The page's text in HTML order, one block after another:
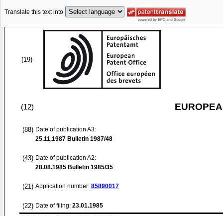
Translate this text into
(19)
(12)
(88) Date of publication A3:
25.11.1987 Bulletin 1987/48
(43) Date of publication A2:
28.08.1985 Bulletin 1985/35
(21) Application number: 85890017
(22) Date of filing: 23.01.1985